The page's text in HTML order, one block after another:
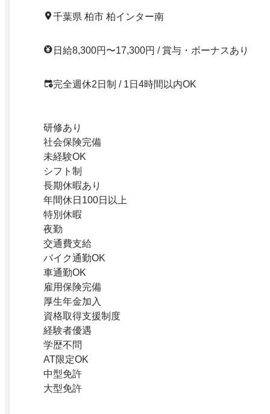
千葉県 柏市 柏インター南
日給8,300円〜17,300円 / 賞与・ボーナスあり
完全週休2日制 / 1日4時間以内OK
研修あり
社会保険完備
未経験OK
シフト制
長期休暇あり
年間休日100日以上
特別休暇
夜勤
交通費支給
バイク通勤OK
車通勤OK
雇用保険完備
厚生年金加入
資格取得支援制度
経験者優遇
学歴不問
AT限定OK
中型免許
大型免許